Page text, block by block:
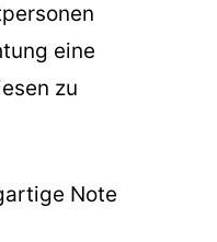
eine
zu
Note